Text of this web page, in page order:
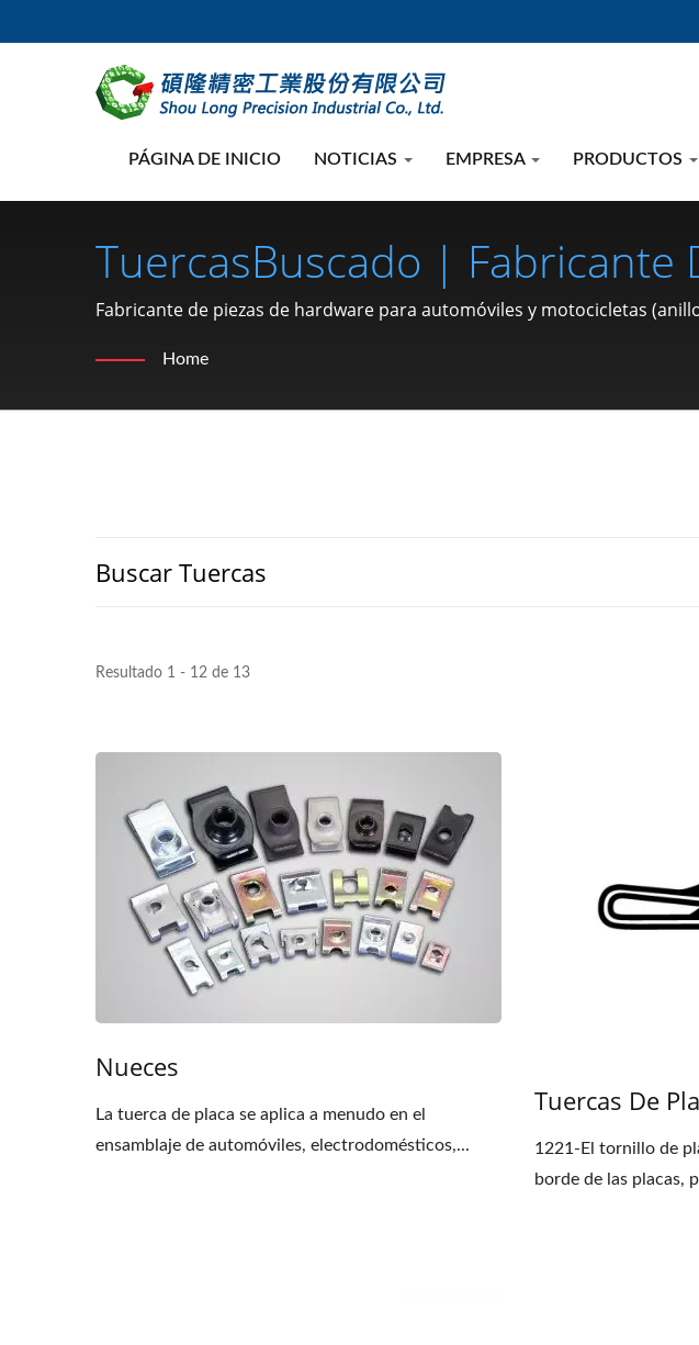
PÁGINA DE INICIO NOTICIAS EMPRESA PRODUCTOS
TuercasBuscado | Fabricante
Automóviles Y Motocicletas
Tuerca De Bloqueo, Clip,
| SHOU LONG
Fabricante de piezas de hardware para automóviles y motocicletas
Home
Buscar Tuercas
Resultado 1 - 12 de 13
Nueces
La tuerca de placa se aplica a menudo en el
ensamblaje de automóviles, electrodomésticos,...
Tuercas De
1221-El tornillo de
borde de las placas,